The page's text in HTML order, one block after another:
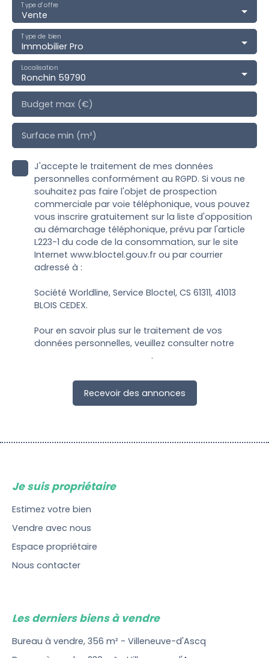
Vente
Type d'offre
Immobilier Pro
Type de bien
Ronchin 59790
Localisation
Budget max (€)
Surface min (m²)
J'accepte le traitement de mes données
personnelles conformément au RGPD. Si vous ne
souhaitez pas faire l'objet de prospection
commerciale par voie téléphonique, vous pouvez
vous inscrire gratuitement sur la liste d'opposition
au démarchage téléphonique, prévu par l'article
L223-1 du code de la consommation, sur le site
Internet www.bloctel.gouv.fr ou par courrier
adressé à :
Société Worldline, Service Bloctel, CS 61311, 41013
BLOIS CEDEX.
Pour en savoir plus sur le traitement de vos
données personnelles, veuillez consulter notre
.
Recevoir des annonces
Je suis propriétaire
Estimez votre bien
Vendre avec nous
Espace propriétaire
Nous contacter
Les derniers biens à vendre
Bureau à vendre, 356 m² - Villeneuve-d'Ascq